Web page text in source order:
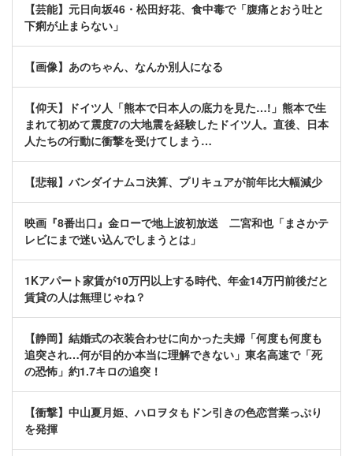
【芸能】元日向坂46・松田好花、食中毒で「腹痛とおう吐と
下痢が止まらない」
【画像】あのちゃん、なんか別人になる
【仰天】ドイツ人「熊本で日本人の底力を見た…!」熊本で生
まれて初めて震度7の大地震を経験したドイツ人。直後、日本
人たちの行動に衝撃を受けてしまう…
【悲報】バンダイナムコ決算、プリキュアが前年比大幅減少
映画『8番出口』金ローで地上波初放送 二宮和也「まさかテ
レビにまで迷い込んでしまうとは」
1Kアパート家賃が10万円以上する時代、年金14万円前後だと
賃貸の人は無理じゃね？
【静岡】結婚式の衣装合わせに向かった夫婦「何度も何度も
追突され…何が目的か本当に理解できない」東名高速で「死
の恐怖」約1.7キロの追突！
【衝撃】中山夏月姫、ハロヲタもドン引きの色恋営業っぷり
を発揮